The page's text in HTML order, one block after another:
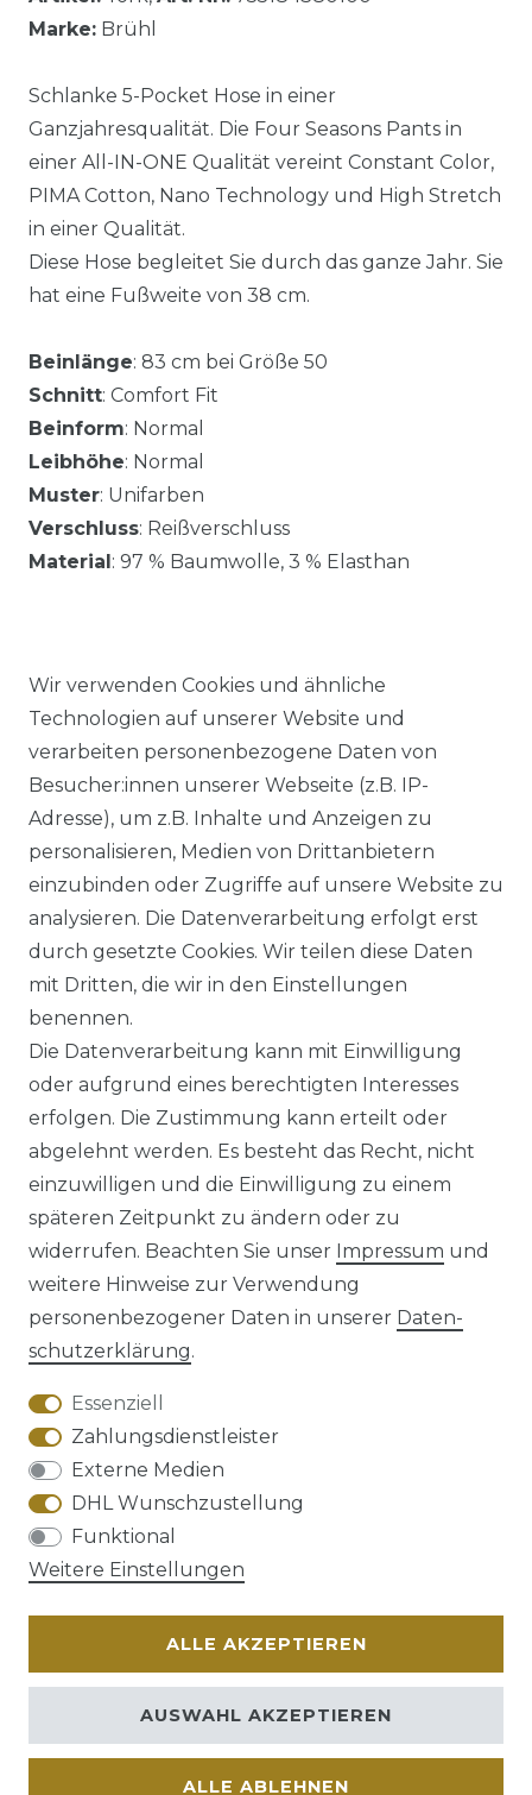
Marke: Brühl
Schlanke 5-Pocket Hose in einer
Ganzjahresqualität. Die Four Seasons Pants in
einer All-IN-ONE Qualität vereint Constant Color,
PIMA Cotton, Nano Technology und High Stretch
in einer Qualität.
Diese Hose begleitet Sie durch das ganze Jahr. Sie
hat eine Fußweite von 38 cm.
Beinlänge: 83 cm bei Größe 50
Schnitt: Comfort Fit
Beinform: Normal
Leibhöhe: Normal
Muster: Unifarben
Verschluss: Reißverschluss
Material: 97 % Baumwolle, 3 % Elasthan
Ähnlicher Artikel
Brühl - Comfort Fit - Herren 5
Pocket Jeans Hose, York
(755184140100)
ab 99,95 € *
Impressum Daten­schutz­erklärung
AGB Barrierefreiheitserklärung
Widerrufs­recht
Wir verwenden Cookies und ähnliche
Technologien auf unserer Website und
verarbeiten personenbezogene Daten von
Besucher:innen unserer Webseite (z.B. IP-
Adresse), um z.B. Inhalte und Anzeigen zu
personalisieren, Medien von Drittanbietern
einzubinden oder Zugriffe auf unsere Website zu
analysieren. Die Datenverarbeitung erfolgt erst
durch gesetzte Cookies. Wir teilen diese Daten
mit Dritten, die wir in den Einstellungen
benennen.
Die Datenverarbeitung kann mit Einwilligung
oder aufgrund eines berechtigten Interesses
erfolgen. Die Zustimmung kann erteilt oder
abgelehnt werden. Es besteht das Recht, nicht
einzuwilligen und die Einwilligung zu einem
späteren Zeitpunkt zu ändern oder zu
widerrufen. Beachten Sie unser Impressum und
weitere Hinweise zur Verwendung
personenbezogener Daten in unserer Daten­
schutz­erklärung.
Essenziell
Zahlungsdienstleister
Externe Medien
DHL Wunschzustellung
Funktional
Weitere Einstellungen
ALLE AKZEPTIEREN
ALLE ABLEHNEN
AUSWAHL AKZEPTIEREN